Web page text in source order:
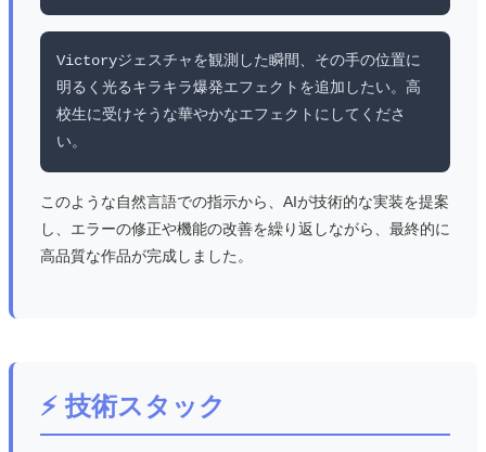
Victoryジェスチャを観測した瞬間、その手の位置に
明るく光るキラキラ爆発エフェクトを追加したい。高
校生に受けそうな華やかなエフェクトにしてくださ
い。
このような自然言語での指示から、AIが技術的な実装を提案
し、エラーの修正や機能の改善を繰り返しながら、最終的に
高品質な作品が完成しました。
⚡ 技術スタック